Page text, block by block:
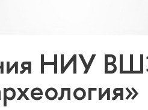
НИУ